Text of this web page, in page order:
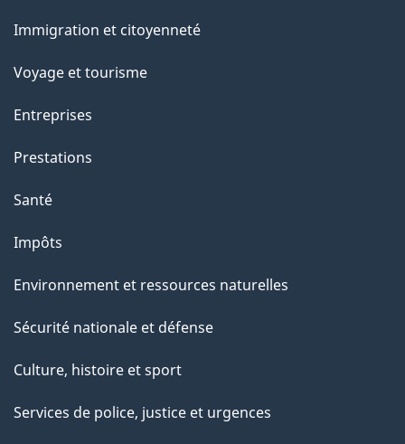
sujets
Immigration et citoyenneté
Voyage et tourisme
Entreprises
Prestations
Santé
Impôts
Environnement et ressources naturelles
Sécurité nationale et défense
Culture, histoire et sport
Services de police, justice et urgences